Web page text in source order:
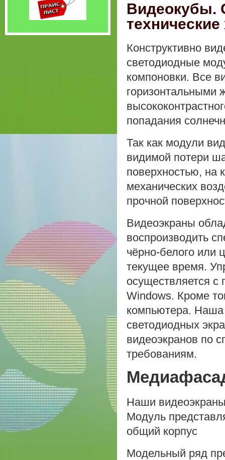
Видеокубы.
технические
Конструктивно
светодиодные
компоновки. Все
горизонтальными
попадания
Так как модули
видимой потери
поверхностью, на
механических
прочной
Видеоэкраны
воспроизводить
чёрно-белого или
текущее время.
осуществляется
Windows. Кроме
компьютера. Наша
светодиодных
видеоэкранов по
требованиям.
Наши
Модуль
общий корпус
Модельный ряд